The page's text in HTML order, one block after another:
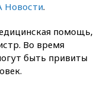
Новости.
помощь,
Во время
быть привиты